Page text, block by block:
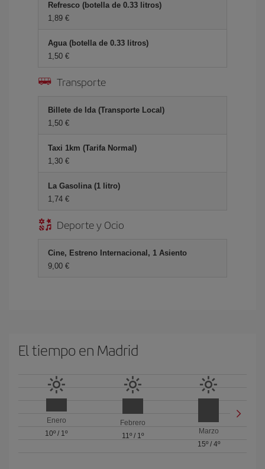
Refresco (botella de 0.33 litros)
1,89 €
Agua (botella de 0.33 litros)
1,50 €
Transporte
Billete de Ida (Transporte Local)
1,50 €
Taxi 1km (Tarifa Normal)
1,30 €
La Gasolina (1 litro)
1,74 €
Deporte y Ocio
Cine, Estreno Internacional, 1 Asiento
9,00 €
El tiempo en Madrid
Enero
10º / 1º
Febrero
11º/ 1º
Marzo
15º/ 4º